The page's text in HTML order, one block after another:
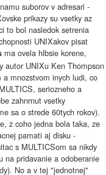
suborov v adresari -
prikazy su vsetky az
to bol nasledok setrenia
UNIXakov pisat
ma ovela hlbsie korene,
autor UNIXu Ken Thompson
mnozstvom inych ludi, co
seriozneho a
zahnrnut vsetky
sa o strede 60tych rokov).
z coho jedna bola taka, ze
pamati aj disku -
s MULTICSom sa nikdy
na pridavanie a odoberanie
No a v tej "jednotnej"